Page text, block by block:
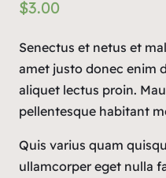
$3.00
Senectus et netus et
amet justo donec enim
aliquet lectus proin.
pellentesque habitant
Quis varius quam
ullamcorper eget nulla